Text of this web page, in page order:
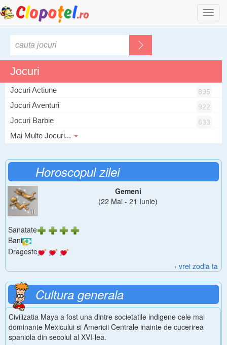
Jocuri
Jocuri Actiune 895
Jocuri Aventuri 922
Jocuri Barbie 633
Mai Multe Jocuri...
Horoscopul zilei
Gemeni
(22 Mai - 21 Iunie)
Sanatate
Bani
Dragoste
› vrei zodia ta
Cultura generala
Civilizatia Maya a fost una dintre societatile indigene cele mai
dominante Mexicului si Americii Centrale inainte de cucerirea
spaniola din secolul al XVI-lea.